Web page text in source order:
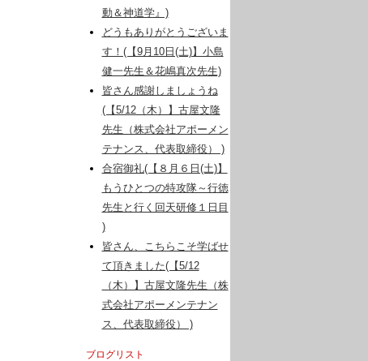
動＆神道学』)
どうもありがとうございま
す！(【9月10日(土)】小島
健一先生＆花嶋真次先生)
皆さん感謝しましょうね
(【5/12（木）】古屋文隆
先生（株式会社アポーメン
テナンス、代表取締役） )
合宿御礼(【８月６日(土)】
もうひとつの特攻隊～行徳
先生と行く回天研修１日目
)
皆さん、こちらこそ学ばせ
て頂きました(【5/12
（木）】古屋文隆先生（株
式会社アポーメンテナン
ス、代表取締役） )
ブログリスト